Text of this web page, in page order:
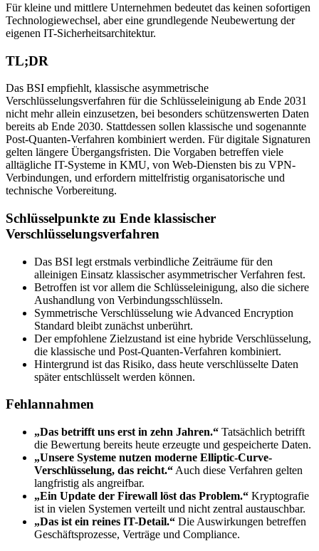
Für kleine und mittlere Unternehmen bedeutet das keinen sofortigen
Technologiewechsel, aber eine grundlegende Neubewertung der
eigenen IT-Sicherheitsarchitektur.
TL;DR
Das BSI empfiehlt, klassische asymmetrische
Verschlüsselungsverfahren für die Schlüsseleinigung ab Ende 2031
nicht mehr allein einzusetzen, bei besonders schützenswerten Daten
bereits ab Ende 2030. Stattdessen sollen klassische und sogenannte
Post-Quanten-Verfahren kombiniert werden. Für digitale Signaturen
gelten längere Übergangsfristen. Die Vorgaben betreffen viele
alltägliche IT-Systeme in KMU, von Web-Diensten bis zu VPN-
Verbindungen, und erfordern mittelfristig organisatorische und
technische Vorbereitung.
Schlüsselpunkte zu Ende klassischer
Verschlüsselungsverfahren
Das BSI legt erstmals verbindliche Zeiträume für den
alleinigen Einsatz klassischer asymmetrischer Verfahren fest.
Betroffen ist vor allem die Schlüsseleinigung, also die sichere
Aushandlung von Verbindungsschlüsseln.
Symmetrische Verschlüsselung wie Advanced Encryption
Standard bleibt zunächst unberührt.
Der empfohlene Zielzustand ist eine hybride Verschlüsselung,
die klassische und Post-Quanten-Verfahren kombiniert.
Hintergrund ist das Risiko, dass heute verschlüsselte Daten
später entschlüsselt werden können.
Fehlannahmen
„Das betrifft uns erst in zehn Jahren.“ Tatsächlich betrifft
die Bewertung bereits heute erzeugte und gespeicherte Daten.
„Unsere Systeme nutzen moderne Elliptic-Curve-
Verschlüsselung, das reicht.“ Auch diese Verfahren gelten
langfristig als angreifbar.
„Ein Update der Firewall löst das Problem.“ Kryptografie
ist in vielen Systemen verteilt und nicht zentral austauschbar.
„Das ist ein reines IT-Detail.“ Die Auswirkungen betreffen
Geschäftsprozesse, Verträge und Compliance.